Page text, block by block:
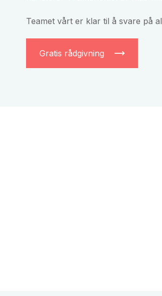
Teamet vårt er klar til å svare på
Gratis rådgivning